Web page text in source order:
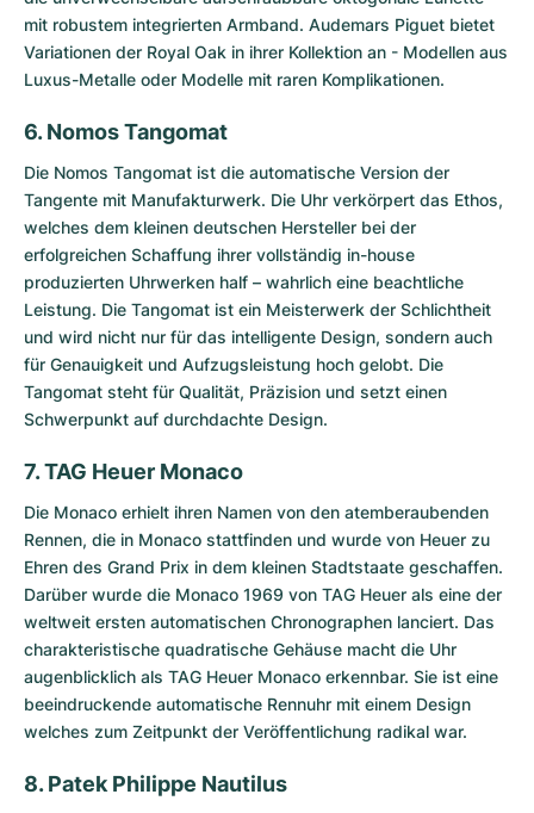
mit robustem integrierten Armband. Audemars Piguet bietet
Variationen der Royal Oak in ihrer Kollektion an - Modellen aus
Luxus-Metalle oder Modelle mit raren Komplikationen.
6. Nomos Tangomat
Die Nomos Tangomat ist die automatische Version der
Tangente mit Manufakturwerk. Die Uhr verkörpert das Ethos,
welches dem kleinen deutschen Hersteller bei der
erfolgreichen Schaffung ihrer vollständig in-house
produzierten Uhrwerken half – wahrlich eine beachtliche
Leistung. Die Tangomat ist ein Meisterwerk der Schlichtheit
und wird nicht nur für das intelligente Design, sondern auch
für Genauigkeit und Aufzugsleistung hoch gelobt. Die
Tangomat steht für Qualität, Präzision und setzt einen
Schwerpunkt auf durchdachte Design.
7. TAG Heuer Monaco
Die Monaco erhielt ihren Namen von den atemberaubenden
Rennen, die in Monaco stattfinden und wurde von Heuer zu
Ehren des Grand Prix in dem kleinen Stadtstaate geschaffen.
Darüber wurde die Monaco 1969 von TAG Heuer als eine der
weltweit ersten automatischen Chronographen lanciert. Das
charakteristische quadratische Gehäuse macht die Uhr
augenblicklich als TAG Heuer Monaco erkennbar. Sie ist eine
beeindruckende automatische Rennuhr mit einem Design
welches zum Zeitpunkt der Veröffentlichung radikal war.
8. Patek Philippe Nautilus